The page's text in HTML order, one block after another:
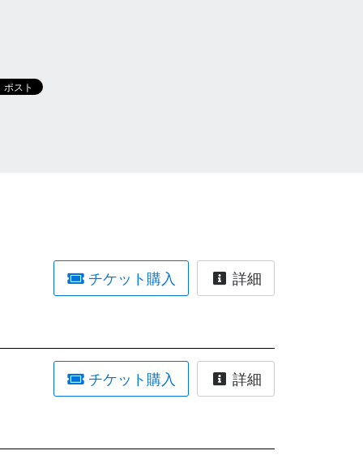
チケット購入 詳細
チケット購入 詳細